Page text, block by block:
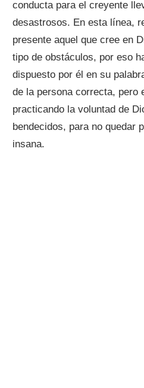
conducta para el creyente
desastrosos. En esta línea,
presente aquel que cree en
tipo de obstáculos, por eso
dispuesto por él en su
de la persona correcta, pero
practicando la voluntad de
bendecidos, para no quedar
insana.